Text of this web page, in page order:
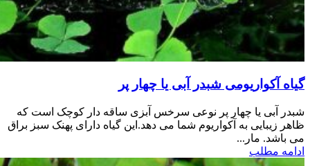
گیاه آکواریومی شبدر آبی یا چهار پر
شبدر آبی یا چهار پر نوعی سرخس آبزی ساقه دار کوچک است که
ظاهر زیبایی به آکواریوم شما می دهد.این گیاه دارای پهنک سبز براق
می باشد. مار...
ادامه مطلب